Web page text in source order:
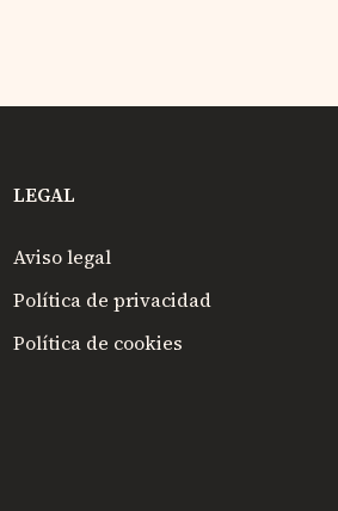
LEGAL
Aviso legal
Política de privacidad
Política de cookies